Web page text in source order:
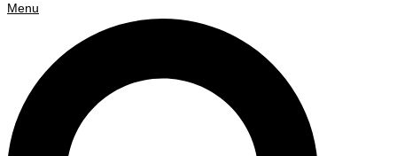
Menu